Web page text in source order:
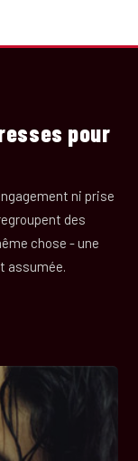
pour
ni prise
des
chose - une
assumée.